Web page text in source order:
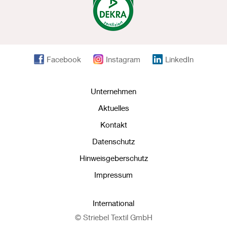
Facebook Instagram LinkedIn
Unternehmen
Aktuelles
Kontakt
Datenschutz
Hinweisgeberschutz
Impressum
International
© Striebel Textil GmbH